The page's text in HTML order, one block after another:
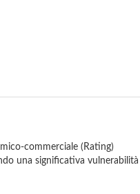
commerciale (Rating)
una significativa vulnerabilità